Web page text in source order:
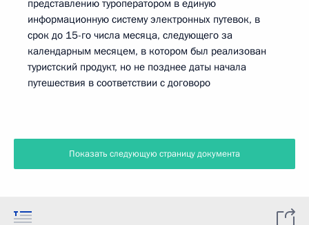
представлению туроператором в единую
информационную систему электронных путевок, в
срок до 15-го числа месяца, следующего за
календарным месяцем, в котором был реализован
туристский продукт, но не позднее даты начала
путешествия в соответствии с договоро
Показать следующую страницу документа